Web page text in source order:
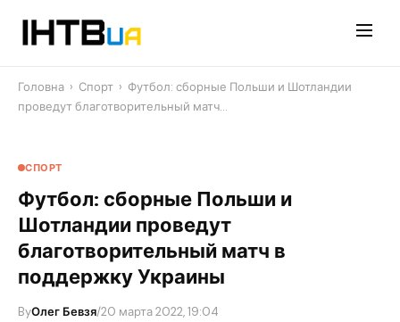
Головна › Спорт › Футбол: сборные Польши и Шотландии
проведут благотворительный матч…
СПОРТ
Футбол: сборные Польши и
Шотландии проведут
благотворительный матч в
поддержку Украины
ByОлег Бевзя/20 марта 2022, 19:04